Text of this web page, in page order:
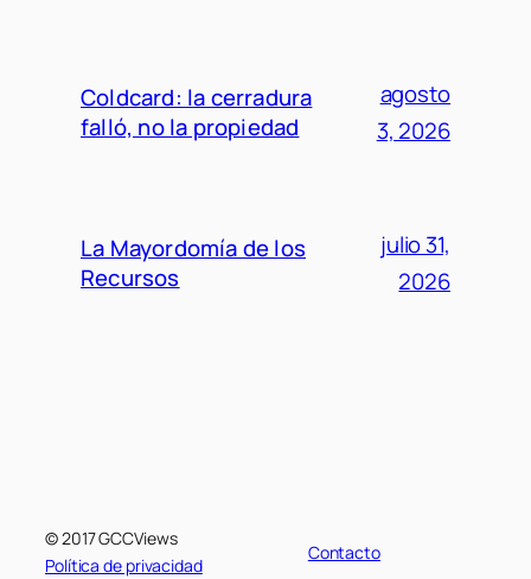
Coldcard: la cerradura
falló, no la propiedad
agosto
3, 2026
La Mayordomía de los
Recursos
julio 31,
2026
© 2017 GCCViews
Política de privacidad
Contacto